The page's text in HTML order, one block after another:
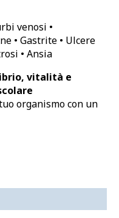
venosi •
• Gastrite • Ulcere
• Ansia
vitalità e
organismo con un